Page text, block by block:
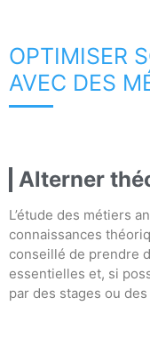
OPTIMISER
AVEC DES
Alterner
L’étude des métiers
connaissances
conseillé de prendre
essentielles et, si
par des stages ou